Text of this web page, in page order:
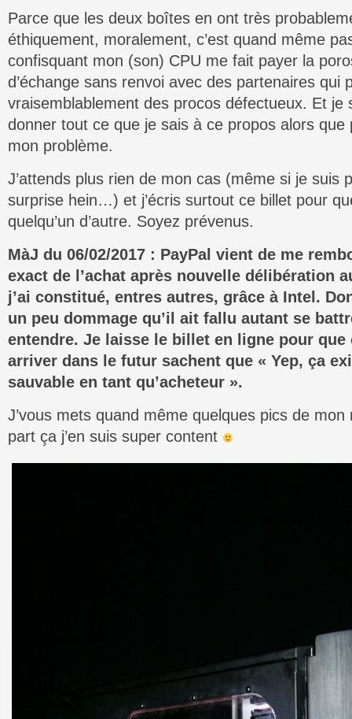
Parce que les deux boîtes en ont très
éthiquement, moralement, c’est quand même
confisquant mon (son) CPU me fait payer la
d’échange sans renvoi avec des partenaires qui
vraisemblablement des procos défectueux. Et je
donner tout ce que je sais à ce propos alors que
mon problème.
J’attends plus rien de mon cas (même si je suis
surprise hein…) et j’écris surtout ce billet pour
quelqu’un d’autre. Soyez prévenus.
MàJ du 06/02/2017 : PayPal vient de me
exact de l’achat après nouvelle délibération
j’ai constitué, entres autres, grâce à Intel.
un peu dommage qu’il ait fallu autant se
entendre. Je laisse le billet en ligne pour
arriver dans le futur sachent que « Yep, ça
sauvable en tant qu’acheteur ».
J’vous mets quand même quelques pics de mon
part ça j’en suis super content